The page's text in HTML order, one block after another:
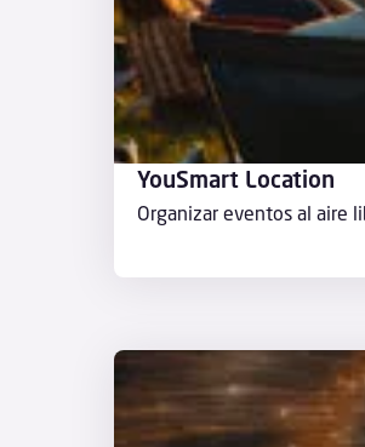
YouSmart Location
Organizar eventos al aire